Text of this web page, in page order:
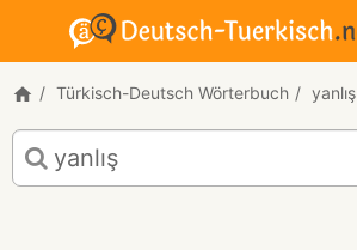
Türkisch-Deutsch Wörterbuch yanlış
Türkisch-
Deutsch
Übersetzung